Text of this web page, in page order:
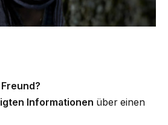
Informationen über einen